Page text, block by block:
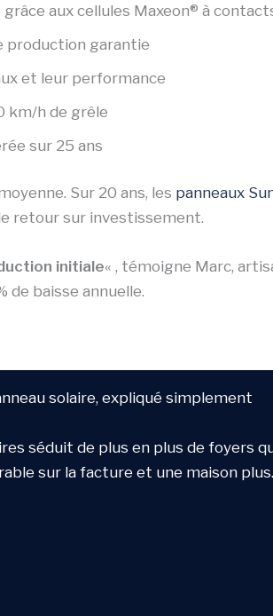
grâce aux cellules Maxeon® à
production garantie
et leur performance
km/h de grêle
sur 25 ans
Sur 20 ans, les panneaux
retour sur investissement.
initiale« , témoigne Marc,
baisse annuelle.
solaire, expliqué simplement
séduit de plus en plus de foyers
sur la facture et une maison